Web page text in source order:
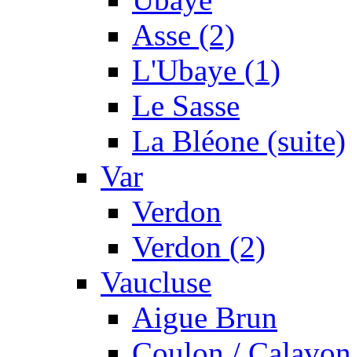
Asse (2)
L'Ubaye (1)
Le Sasse
La Bléone (suite)
Var
Verdon
Verdon (2)
Vaucluse
Aigue Brun